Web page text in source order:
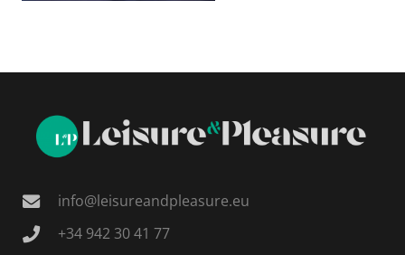
info@leisureandpleasure.eu
+34 942 30 41 77